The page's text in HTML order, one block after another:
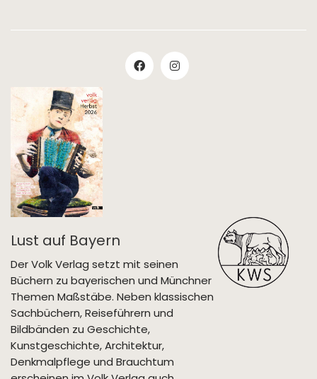
Lust auf Bayern
Der Volk Verlag setzt mit seinen
Büchern zu bayerischen und Münchner
Themen Maßstäbe. Neben klassischen
Sachbüchern, Reiseführern und
Bildbänden zu Geschichte,
Kunstgeschichte, Architektur,
Denkmalpflege und Brauchtum